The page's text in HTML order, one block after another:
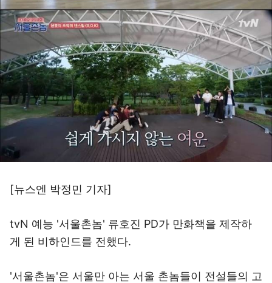
[뉴스엔 박정민 기자]
tvN 예능 '서울촌놈' 류호진 PD가 만화책을 제작하
게 된 비하인드를 전했다.
'서울촌놈'은 서울만 아는 서울 촌놈들이 전설들의 고